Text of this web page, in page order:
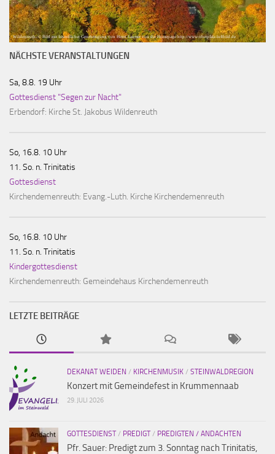
Wildenreuth- © Bild mit freundlicher Genehmigung von Herrn Laumer von der Homepage http://www.oberpfalz-luftbild.de
NÄCHSTE VERANSTALTUNGEN
Sa, 8.8. 19 Uhr
Gottesdienst "Segen zur Nacht"
Erbendorf: Kirche St. Jakobus Wildenreuth
So, 16.8. 10 Uhr
11. So. n. Trinitatis
Gottesdienst
Kirchendemenreuth: Evang.-Luth. Kirche Kirchendemenreuth
So, 16.8. 10 Uhr
11. So. n. Trinitatis
Kindergottesdienst
Kirchendemenreuth: Gemeindehaus Kirchendemenreuth
LETZTE BEITRÄGE
DEKANAT WEIDEN / KIRCHENMUSIK / STEINWALDREGION
Konzert mit Gemeindefest in Krummennaab
29. JULI 2026
GOTTESDIENST/ PREDIGT/ PREDIGTEN / ANDACHTEN
Pfr. Sauer: Predigt zum 3. Sonntag nach Trinitatis,